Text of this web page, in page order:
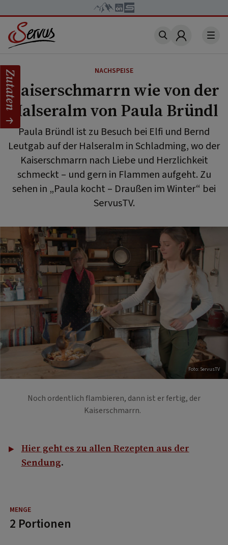
Account
NACHSPEISE
Kaiserschmarrn wie von der
Halseralm von Paula Bründl
Paula Bründl ist zu Besuch bei Elfi und Bernd
Leutgab auf der Halseralm in Schladming, wo der
Kaiserschmarrn nach Liebe und Herzlichkeit
schmeckt – und gern in Flammen aufgeht. Zu
sehen in „Paula kocht – Draußen im Winter“ bei
ServusTV.
Foto: ServusTV
Noch ordentlich flambieren, dann ist er fertig, der
Kaiserschmarrn.
Hier geht es zu allen Rezepten aus der
Sendung.
2 Portionen
Zutaten